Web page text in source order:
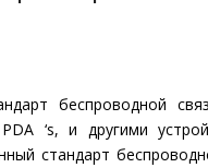
беспроводной
‘s, и другими
стандарт